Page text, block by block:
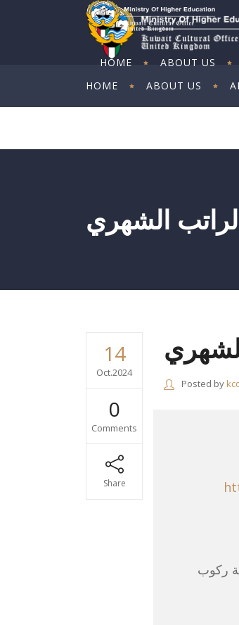
HOME ABOUT US
HOME ABOUT US
ART EXHIBITION
الشهري
14
Oct.2024
0
Comments
Share
Posted by
ركوب